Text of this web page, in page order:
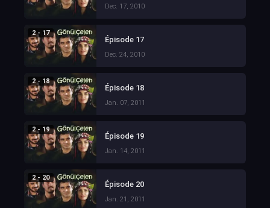
Dec. 17, 2010
2 - 17
Épisode 17
Dec. 24, 2010
2 - 18
Épisode 18
Jan. 07, 2011
2 - 19
Épisode 19
Jan. 14, 2011
2 - 20
Épisode 20
Jan. 21, 2011